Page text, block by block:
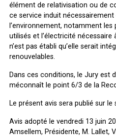
élément de relativisation ou de
ce service induit
l’environnement, notamment les
utilisés et l’électricité nécessaire
n’est pas établi qu’elle serait
renouvelables.
Dans ces conditions, le Jury est
méconnaît le point 6/3 de la
Le présent avis sera publié sur le
Avis adopté le vendredi 13 juin
Amsellem, Présidente, M. Lallet,